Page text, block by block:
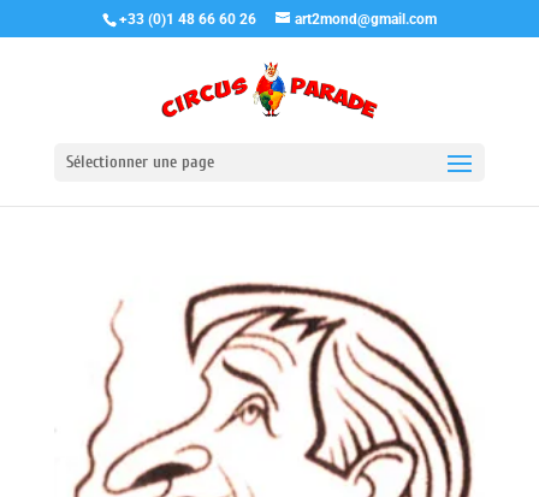
+33 (0)1 48 66 60 26 art2mond@gmail.com
Sélectionner une page